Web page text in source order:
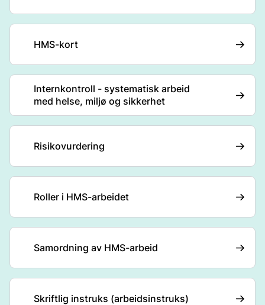
HMS-kort
Internkontroll - systematisk arbeid
med helse, miljø og sikkerhet
Risikovurdering
Roller i HMS-arbeidet
Samordning av HMS-arbeid
Skriftlig instruks (arbeidsinstruks)